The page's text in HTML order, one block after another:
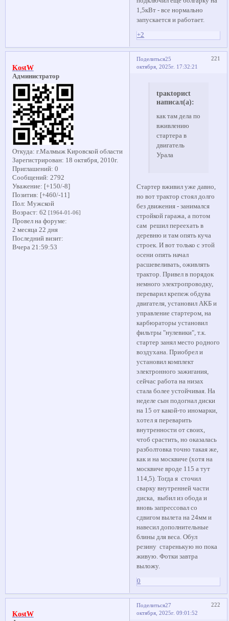
1,5кВт - все нормально
запускается и работает.
+2
Поделиться 221
25
октября, 2025г. 17:32:21
KostW
Администратор
Откуда: г.Малмыж Кировской области
Зарегистрирован: 18 октября, 2010г.
Приглашений: 0
Сообщений: 2792
Уважение: [+150/-8]
Позитив: [+460/-11]
Пол: Мужской
Возраст: 62 [1964-01-06]
Провел на форуме:
2 месяца 22 дня
Последний визит:
Вчера 21:59:53
tракtорисt
написал(а):
как там дела по
вживлению
стартера в
двигатель
Урала
Стартер вживил уже давно,
но вот трактор стоял долго
без движения - занимался
стройкой гаража, а потом
сам решил переехать в
деревню и там опять куча
строек. И вот только с этой
осени опять начал
расшевеливать, оживлять
трактор. Привел в порядок
немного электропроводку,
переварил крепеж обдува
двигателя, установил АКБ и
управление стартером, на
карбюраторы установил
фильтры "нулевики", т.к.
стартер занял место родного
воздухана. Приобрел и
установил комплект
электронного зажигания,
сейчас работа на низах
стала более устойчивая. На
неделе сын подогнал диски
на 15 от какой-то иномарки,
хотел я переварить
внутренности от своих,
чтоб срастить, но оказалась
разболтовка точно такая же,
как и на москвиче (хотя на
москвиче вроде 115 а тут
114,5). Тогда я сточил
сварку внутренней части
диска, выбил из обода и
вновь запрессовал со
сдвигом вылета на 24мм и
навесил дополнительные
блины для веса. Обул
резину старенькую но пока
живую. Фотки завтра
выложу.
0
Поделиться 222
27
октября, 2025г. 09:01:52
KostW